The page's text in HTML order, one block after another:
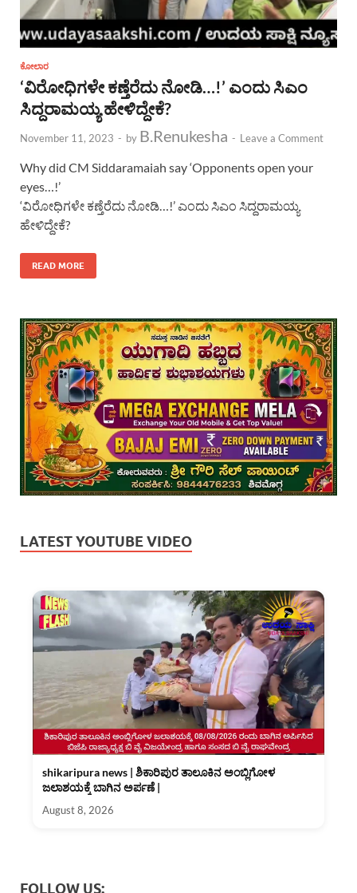
ಕೋಲಾರ
‘ವಿರೋಧಿಗಳೇ ಕಣ್ತೆರೆದು ನೋಡಿ…!’ ಎಂದು ಸಿಎಂ
ಸಿದ್ದರಾಮಯ್ಯ ಹೇಳಿದ್ದೇಕೆ?
November 11, 2023 - by B.Renukesha - Leave a Comment
Why did CM Siddaramaiah say ‘Opponents open your
eyes…!’
‘ವಿರೋಧಿಗಳೇ ಕಣ್ತೆರೆದು ನೋಡಿ…!’ ಎಂದು ಸಿಎಂ ಸಿದ್ದರಾಮಯ್ಯ
ಹೇಳಿದ್ದೇಕೆ?
READ MORE
LATEST YOUTUBE VIDEO
shikaripura news | ಶಿಕಾರಿಪುರ ತಾಲೂಕಿನ ಅಂಬ್ಲಿಗೋಳ
ಜಲಾಶಯಕ್ಕೆ ಬಾಗಿನ ಅರ್ಪಣೆ |
August 8, 2026
FOLLOW US: